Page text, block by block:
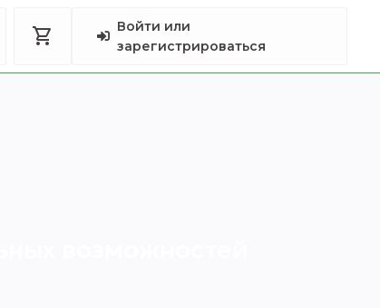
shopping_cart
Войти или
зарегистрироваться